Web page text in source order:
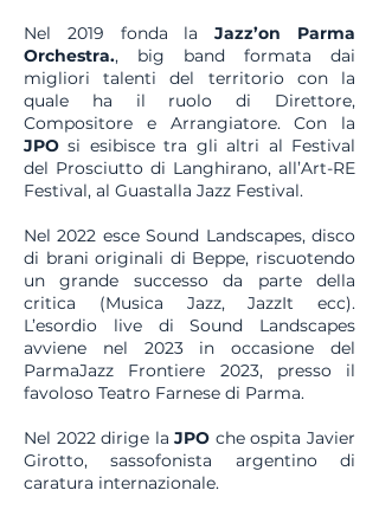
Nel 2019 fonda laJazz’on
Parma
Orchestra., big band formata dai
migliori talenti del territorio con la
quale ha il ruolo di Direttore,
Compositore e Arrangiatore. Con la
JPO si esibisce tra gli altri al Festival
del Prosciutto di Langhirano, all’Art-RE
Festival, al Guastalla Jazz Festival.
Nel 2022 esce Sound Landscapes, disco
di brani originali di Beppe, riscuotendo
un grande successo da parte della
critica (Musica Jazz, JazzIt ecc).
L’esordio live di Sound Landscapes
avviene nel 2023 in occasione del
ParmaJazz Frontiere 2023, presso il
favoloso Teatro Farnese di Parma.
Nel 2022 dirige laJPO che ospita Javier
Girotto, sassofonista argentino di
caratura internazionale.